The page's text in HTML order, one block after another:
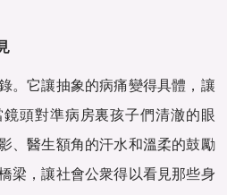
。它讓抽象的病痛變得具體，讓
頭對準病房裏孩子們清澈的眼
、醫生額角的汗水和溫柔的鼓勵
梁，讓社會公衆得以看見那些身